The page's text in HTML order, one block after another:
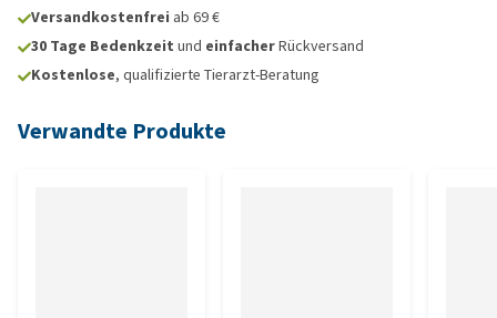
Versandkostenfrei ab 69 €
30 Tage Bedenkzeit und einfacherRückversand
Kostenlose, qualifizierte Tierarzt-Beratung
Verwandte Produkte